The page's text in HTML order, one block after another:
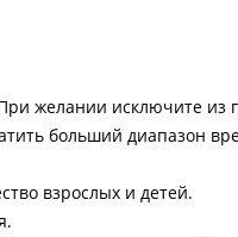
желании исключите
больший диапазон
взрослых и детей.